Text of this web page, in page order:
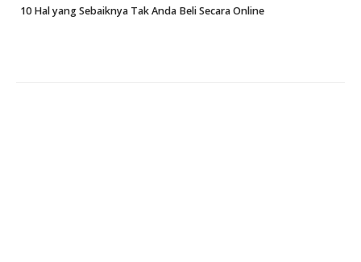
10 Hal yang Sebaiknya Tak Anda Beli Secara Online